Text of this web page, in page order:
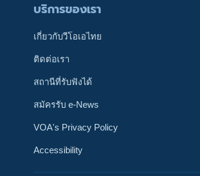
บริการของเรา
เกี่ยวกับวีโอเอไทย
ติดต่อเรา
สถานีที่รับฟังได้
สมัครรับ e-News
VOA's Privacy Policy
Accessibility